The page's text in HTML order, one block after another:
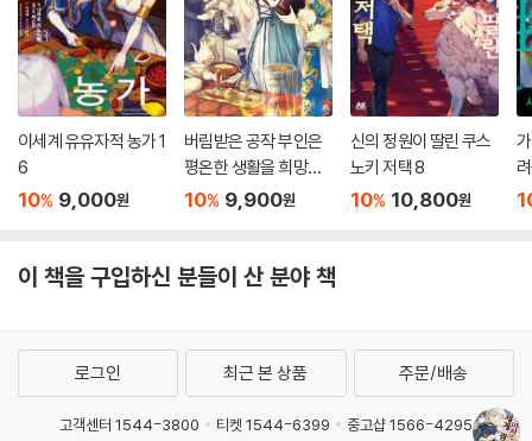
이세계 유유자적 농가 1
6
10% 9,000원
버림받은 공작 부인은
평온한 생활을 희망합
니다 1
10% 9,900원
신의 정원이 딸린 쿠스
노키 저택 8
10% 10,800원
이 책을 구입하신 분들이 산 분야 책
로그인 최근 본 상품 주문/배송
고객센터 1544-3800 티켓 1544-6399
중고샵 1566-4295